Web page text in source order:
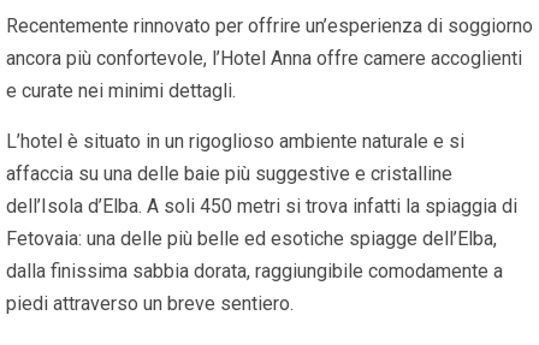
Recentemente rinnovato per offrire un’esperienza di soggiorno
ancora più confortevole, l’Hotel Anna offre camere accoglienti
e curate nei minimi dettagli.
L’hotel è situato in un rigoglioso ambiente naturale e si
affaccia su una delle baie più suggestive e cristalline
dell’Isola d’Elba. A soli 450 metri si trova infatti la spiaggia di
Fetovaia: una delle più belle ed esotiche spiagge dell’Elba,
dalla finissima sabbia dorata, raggiungibile comodamente a
piedi attraverso un breve sentiero.